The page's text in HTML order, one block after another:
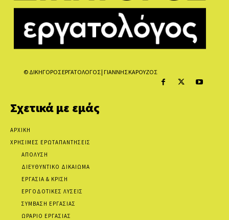
© ΔΙΚΗΓΟΡΟΣ ΕΡΓΑΤΟΛΟΓΟΣ | ΓΙΑΝΝΗΣ ΚΑΡΟΥΖΟΣ
Σχετικά με εμάς
ΑΡΧΙΚΗ
ΧΡΗΣΙΜΕΣ ΕΡΩΤΑΠΑΝΤΗΣΕΙΣ
ΑΠΟΛΥΣΗ
ΔΙΕΥΘΥΝΤΙΚΟ ΔΙΚΑΙΩΜΑ
ΕΡΓΑΣΙΑ & ΚΡΙΣΗ
ΕΡΓΟΔΟΤΙΚΕΣ ΛΥΣΕΙΣ
ΣΥΜΒΑΣΗ ΕΡΓΑΣΙΑΣ
ΩΡΑΡΙΟ ΕΡΓΑΣΙΑΣ